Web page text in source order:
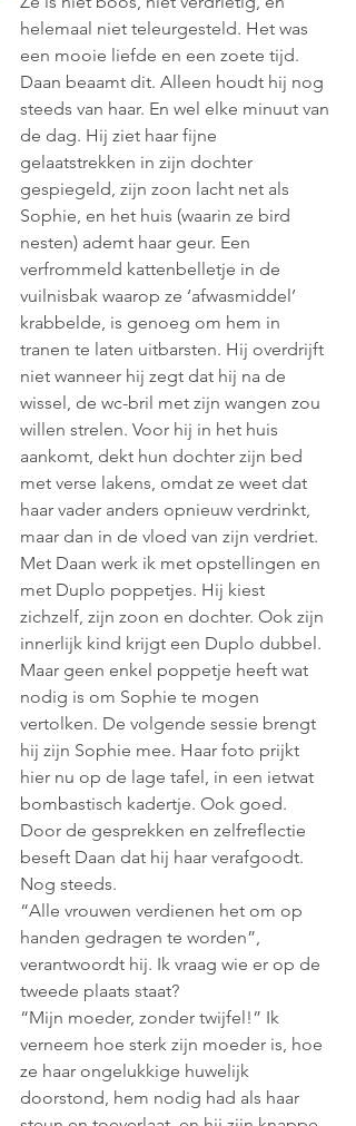
helemaal niet teleurgesteld. Het was
een mooie liefde en een zoete tijd.
Daan beaamt dit. Alleen houdt hij nog
steeds van haar. En wel elke minuut van
de dag. Hij ziet haar fijne
gelaatstrekken in zijn dochter
gespiegeld, zijn zoon lacht net als
Sophie, en het huis (waarin ze bird
nesten) ademt haar geur. Een
verfrommeld kattenbelletje in de
vuilnisbak waarop ze ‘afwasmiddel’
krabbelde, is genoeg om hem in
tranen te laten uitbarsten. Hij overdrijft
niet wanneer hij zegt dat hij na de
wissel, de wc-bril met zijn wangen zou
willen strelen. Voor hij in het huis
aankomt, dekt hun dochter zijn bed
met verse lakens, omdat ze weet dat
haar vader anders opnieuw verdrinkt,
maar dan in de vloed van zijn verdriet.
Met Daan werk ik met opstellingen en
met Duplo poppetjes. Hij kiest
zichzelf, zijn zoon en dochter. Ook zijn
innerlijk kind krijgt een Duplo dubbel.
Maar geen enkel poppetje heeft wat
nodig is om Sophie te mogen
vertolken. De volgende sessie brengt
hij zijn Sophie mee. Haar foto prijkt
hier nu op de lage tafel, in een ietwat
bombastisch kadertje. Ook goed.
Door de gesprekken en zelfreflectie
beseft Daan dat hij haar verafgoodt.
Nog steeds.
“Alle vrouwen verdienen het om op
handen gedragen te worden”,
verantwoordt hij. Ik vraag wie er op de
tweede plaats staat?
“Mijn moeder, zonder twijfel!” Ik
verneem hoe sterk zijn moeder is, hoe
ze haar ongelukkige huwelijk
doorstond, hem nodig had als haar